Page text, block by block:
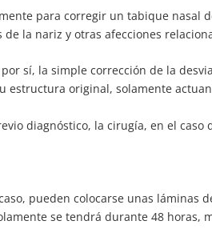
para corregir un tabique nasal
la nariz y otras afecciones
sí, la simple corrección de la
estructura original, solamente
diagnóstico, la cirugía, en el
pueden colocarse unas
se tendrá durante 48